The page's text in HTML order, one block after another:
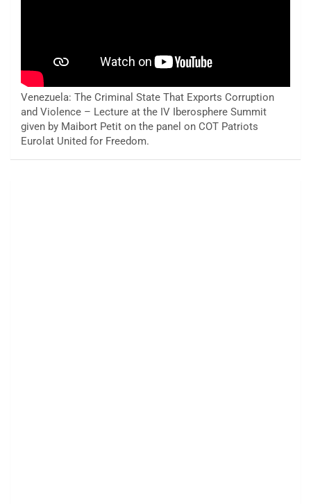
Venezuela: The Criminal State That Exports Corruption
and Violence – Lecture at the IV Iberosphere Summit
given by Maibort Petit on the panel on COT Patriots
Eurolat United for Freedom.